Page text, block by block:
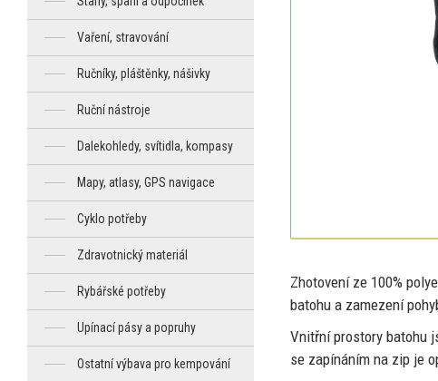
Zhotovení ze 100%
batohu a zamezení
Vnitřní prostory batohu
se zapínáním na zip je
Vaření, stravování
Ručníky, pláštěnky, nášivky
Ruční nástroje
Dalekohledy, svítidla, kompasy
Mapy, atlasy, GPS navigace
Cyklo potřeby
Zdravotnický materiál
Rybářské potřeby
Upínací pásy a popruhy
Ostatní výbava pro kempování